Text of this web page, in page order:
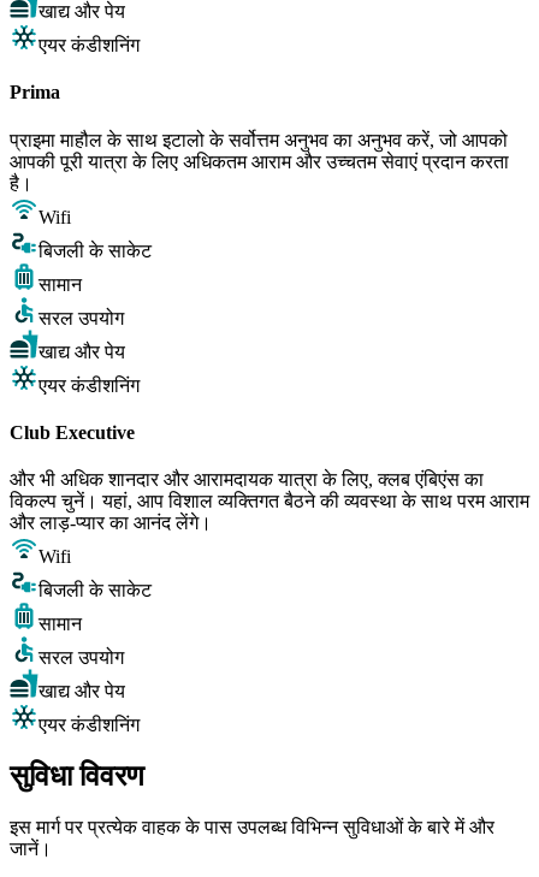
खाद्य और पेय
एयर कंडीशनिंग
Prima
प्राइमा माहौल के साथ इटालो के सर्वोत्तम अनुभव का अनुभव करें, जो आपको
आपकी पूरी यात्रा के लिए अधिकतम आराम और उच्चतम सेवाएं प्रदान करता
है।
Wifi
बिजली के साकेट
सामान
सरल उपयोग
खाद्य और पेय
एयर कंडीशनिंग
Club Executive
और भी अधिक शानदार और आरामदायक यात्रा के लिए, क्लब एंबिएंस का
विकल्प चुनें। यहां, आप विशाल व्यक्तिगत बैठने की व्यवस्था के साथ परम आराम
और लाड़-प्यार का आनंद लेंगे।
Wifi
बिजली के साकेट
सामान
सरल उपयोग
खाद्य और पेय
एयर कंडीशनिंग
सुविधा विवरण
इस मार्ग पर प्रत्येक वाहक के पास उपलब्ध विभिन्न सुविधाओं के बारे में और
जानें।